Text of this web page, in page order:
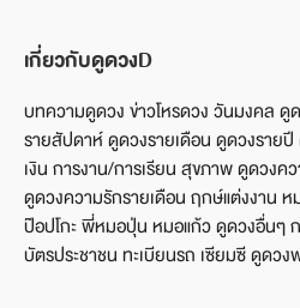
เกี่ยวกับดูดวงD
บทความดูดวง ข่าวโหรดวง วันมงคล ดู
รายสัปดาห์ ดูดวงรายเดือน ดูดวงราย
เงิน การงาน/การเรียน สุขภาพ ดูดวง
ดูดวงความรักรายเดือน ฤกษ์แต่งงาน
ป๊อปโกะ พี่หมอปุ่น หมอแก้ว ดูดวงอื่นๆ
บัตรประชาชน ทะเบียนรถ เซียมซี ดูดว